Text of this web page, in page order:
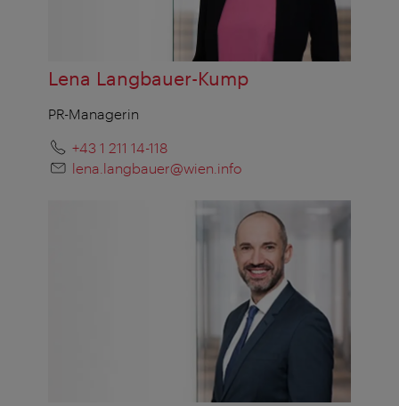
Lena Langbauer-Kump
PR-Managerin
+43 1 211 14-118
lena.langbauer@wien.info